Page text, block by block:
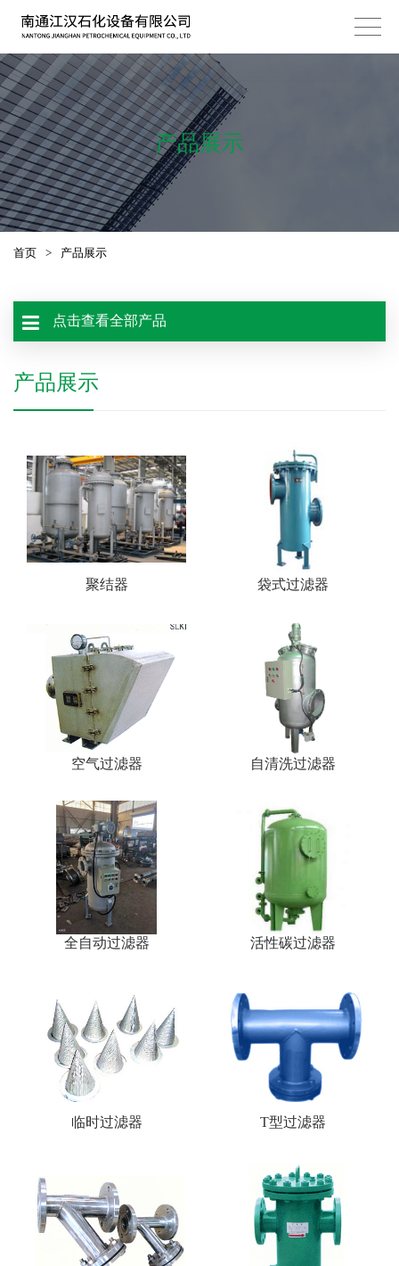
产品展示
首页 > 产品展示
点击查看全部产品
产品展示
聚结器 袋式过滤器
空气过滤器 自清洗过滤器
全自动过滤器 活性碳过滤器
临时过滤器 T型过滤器